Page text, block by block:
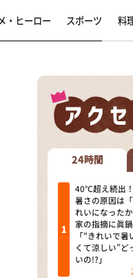
なるみ
相席食堂
これ余
～人
～ や
探偵！
・ヒーロー スポーツ 料
24時間
40℃超え続出
暑さの原因は
れいになった
家の指摘に眞
「“きれいで暑
くて涼しい”ど
いの!?」